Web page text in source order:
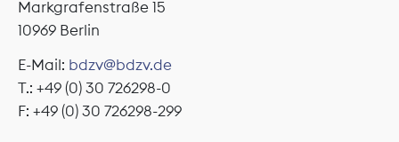
Markgrafenstraße 15
10969 Berlin
E-Mail: bdzv@bdzv.de
T.: +49 (0) 30 726298-0
F: +49 (0) 30 726298-299